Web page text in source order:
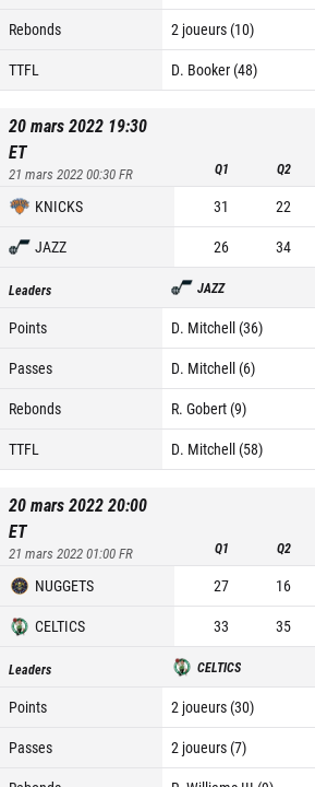
Rebonds
2 joueurs (10)
TTFL
D. Booker (48)
20 mars 2022 19:30
ET
21 mars 2022 00:30FR Q1 Q2
KNICKS 31 22
JAZZ
26 34
Leaders JAZZ
Points D. Mitchell (36)
Passes
D. Mitchell (6)
Rebonds
R. Gobert (9)
TTFL
D. Mitchell (58)
20 mars 2022 20:00
ET
21 mars 2022 01:00FR Q1 Q2
NUGGETS 27 16
CELTICS
33 35
Leaders CELTICS
Points 2 joueurs (30)
Passes
2 joueurs (7)